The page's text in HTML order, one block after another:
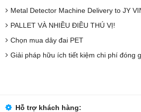
Metal Detector Machine Delivery to JY
PALLET VÀ NHIỀU ĐIỀU THÚ VỊ!
Chọn mua dây đai PET
Giải pháp hữu ích tiết kiệm chi phí đóng
Hỗ trợ khách hàng: